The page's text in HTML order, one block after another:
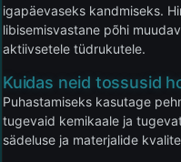
igapäevaseks kandmiseks.
libisemisvastane põhi
aktiivsetele tüdrukutele.
Kuidas neid tossusid
Puhastamiseks kasutage
tugevaid kemikaale ja
sädeluse ja materjalide